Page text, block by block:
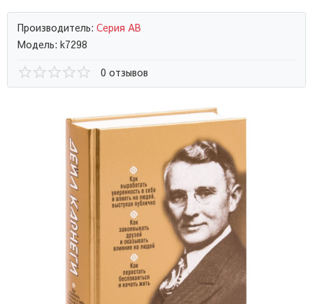
Производитель: Серия AB
Модель: k7298
0 отзывов